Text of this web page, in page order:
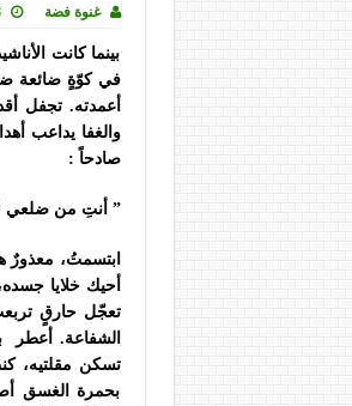
غنوة فضة
بينما كانت
في كوّةٍ ضائعة
أعمدته. تجفل
والغفا يداعب
صادحاً :
” أنتِ من ضلعي
ابتسمتُ، معذورٌ
أحيك خلايا
تعجّل حارقٍ
الشفاعة. أعطر
تسكن مقلتيه،
بحمرة الغسق